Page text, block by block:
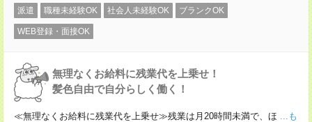
派遣 職種未経験OK 社会人未経験OK ブランクOK
WEB登録・面接OK
無理なくお給料に残業代を上乗せ！
髪色自由で自分らしく働く！
≪無理なくお給料に残業代を上乗せ≫残業は月20時間未満で、ほ ...も